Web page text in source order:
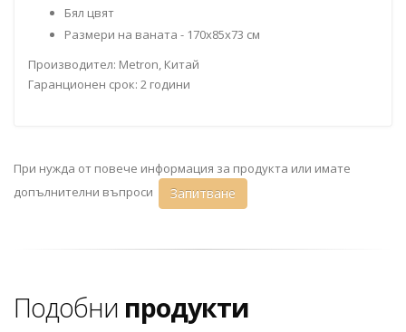
Бял цвят
Размери на ваната - 170x85x73 см
Производител: Metron, Китай
Гаранционен срок: 2 години
При нужда от повече информация за продукта или имате
допълнителни въпроси
Запитване
Подобни продукти